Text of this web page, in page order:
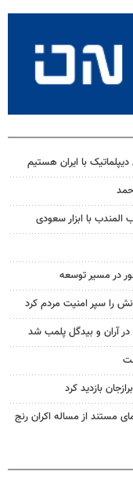
با ایران هستیم
با ابزار سعودی
در مسیر توسعه
بازدید کرد
مستند از مساله اکران رنج